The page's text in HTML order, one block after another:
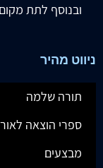
ובנוסף לתת
ניווט מהיר
תורה שלמה
ספרי הוצאה לאור
מבצעים